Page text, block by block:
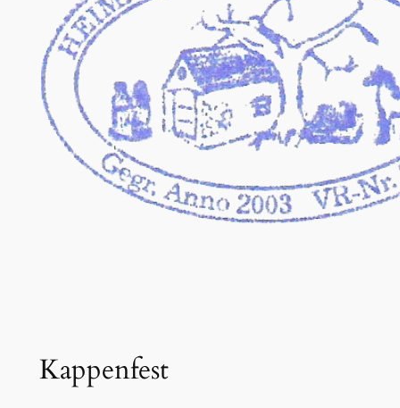
Kappenfest